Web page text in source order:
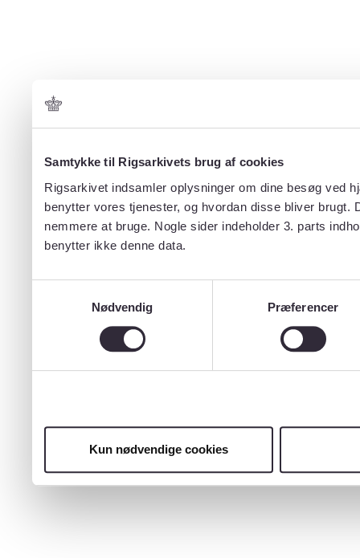
Samtykke til Rigsarkivets brug af cookies
Rigsarkivet indsamler oplysninger om dine besøg ved
benytter vores tjenester, og hvordan disse bliver
nemmere at bruge. Nogle sider indeholder 3. parts
benytter ikke denne data.
Nødvendig
Præferencer
Kun nødvendige cookies